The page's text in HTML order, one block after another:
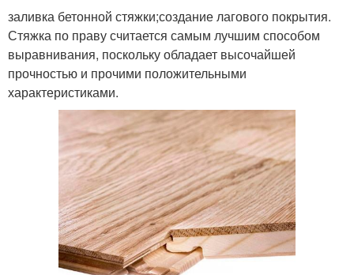
заливка бетонной стяжки;создание лагового покрытия.
Стяжка по праву считается самым лучшим способом
выравнивания, поскольку обладает высочайшей
прочностью и прочими положительными
характеристиками.